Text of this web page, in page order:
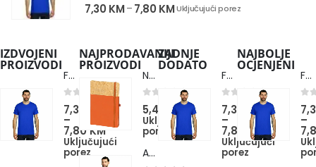
0out of 5
7,30 KM– 7,80 KMUključujući porez
IZDVOJENI
PROIZVODI
Fanfan Men
0out of 5
7,30 KM
–
7,80 KM
Uključujući
porez
NAJPRODAVANIJI
PROIZVODI
Note Cork
0out of 5
5,40 KM
Uključujući
porez
Azzuro
ZADNJE
DODATO
Fanfan Men
0out of 5
7,30 KM
–
7,80 KM
Uključujući
porez
NAJBOLJE
OCJENJENI
Fanfan Men
0
–